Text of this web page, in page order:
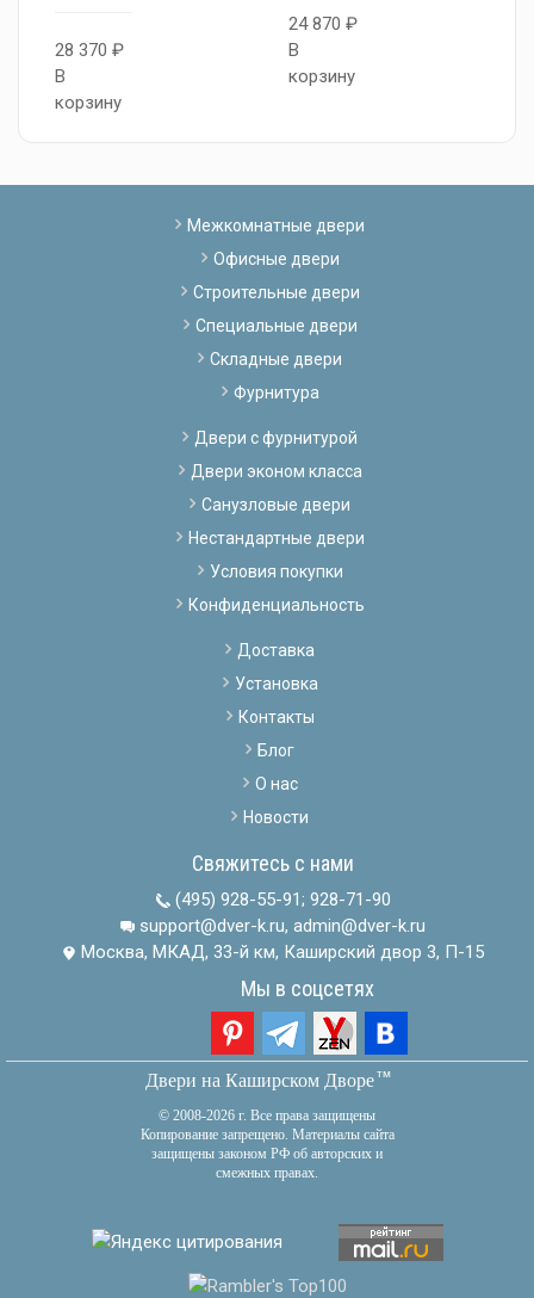
28 370 ₽
В
корзину
24 870 ₽
В
корзину
Межкомнатные двери
Офисные двери
Строительные двери
Специальные двери
Складные двери
Фурнитура
Двери с фурнитурой
Двери эконом класса
Санузловые двери
Нестандартные двери
Условия покупки
Конфиденциальность
Доставка
Установка
Контакты
Блог
О нас
Новости
Свяжитесь с нами
(495) 928-55-91; 928-71-90
support@dver-k.ru, admin@dver-k.ru
Москва, МКАД, 33-й км, Каширский двор 3, П-15
Мы в соцсетях
Двери на Каширском Дворетм
© 2008-2026 г. Все права защищены
Копирование запрещено. Материалы сайта
защищены законом РФ об авторских и
смежных правах.